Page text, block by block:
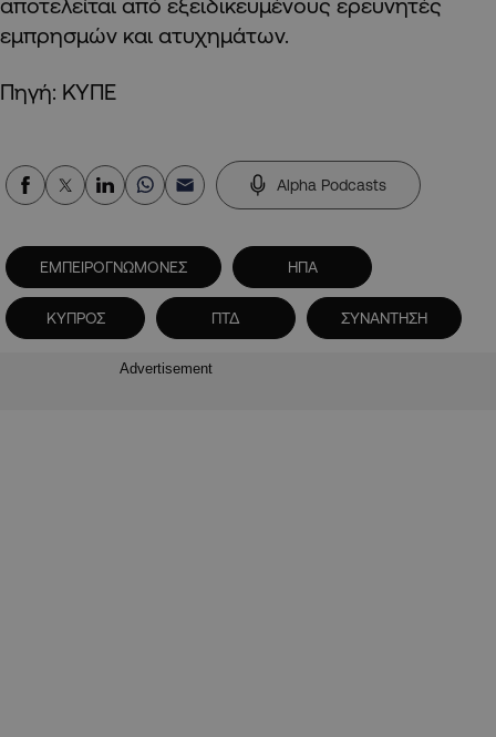
εμπρησμών και ατυχημάτων.
Πηγή: ΚΥΠΕ
Alpha Podcasts
ΕΜΠΕΙΡΟΓΝΩΜΟΝΕΣ ΗΠΑ
ΚΥΠΡΟΣ ΠΤΔ ΣΥΝΑΝΤΗΣΗ
Advertisement